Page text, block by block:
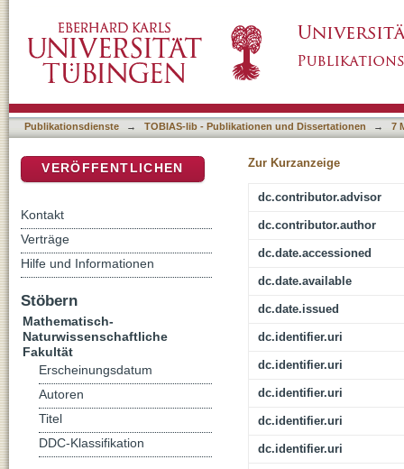
mobilization and greenhouse gas emissions
Publikationsdienste → TOBIAS-lib - Publikationen und Dissertationen → 7
Zur Kurzanzeige
dc.contributor.advisor
dc.contributor.author
dc.date.accessioned
dc.date.available
dc.date.issued
dc.identifier.uri
dc.identifier.uri
dc.identifier.uri
dc.identifier.uri
dc.identifier.uri
VERÖFFENTLICHEN
Kontakt
Verträge
Hilfe und Informationen
Stöbern
Mathematisch-
Naturwissenschaftliche
Fakultät
Erscheinungsdatum
Autoren
Titel
DDC-Klassifikation